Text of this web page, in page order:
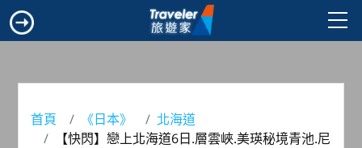
首頁 《日本》
北海道
【快閃】戀上北海道6日.層雲峽.美瑛秘境青池.尼